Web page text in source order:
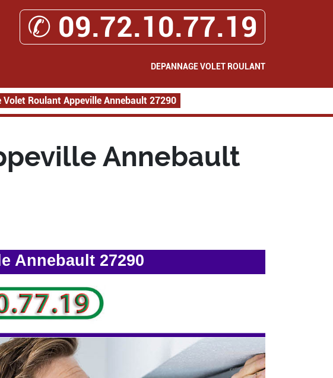
✆ 09.72.10.77.19
DEPANNAGE VOLET ROULANT
Volet Roulant Appeville Annebault 27290
Annebault
Annebault 27290